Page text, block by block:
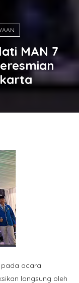
MAN 7
pada acara
langsung oleh